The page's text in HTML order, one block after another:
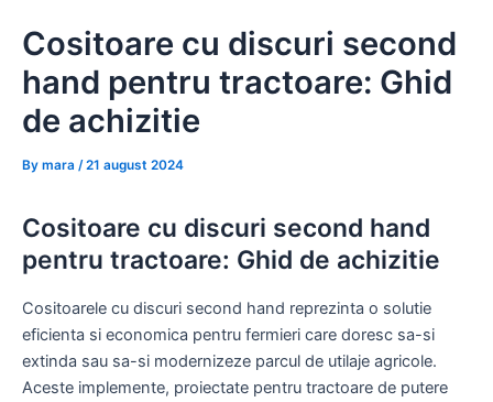
content
Cositoare cu discuri second
hand pentru tractoare: Ghid
de achizitie
By mara /21 august 2024
Cositoare cu discuri second hand
pentru tractoare: Ghid de achizitie
Cositoarele cu discuri second hand reprezinta o solutie
eficienta si economica pentru fermieri care doresc sa-si
extinda sau sa-si modernizeze parcul de utilaje agricole.
Aceste implemente, proiectate pentru tractoare de putere